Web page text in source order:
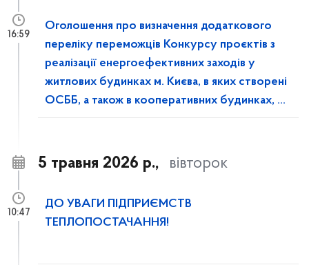
Оголошення про визначення додаткового
переліку переможців Конкурсу проєктів з
реалізації енергоефективних заходів у
житлових будинках м. Києва, в яких створені
ОСББ, а також в кооперативних будинках, у
16:59
5 травня 2026 р., вівторок
ДО УВАГИ ПІДПРИЄМСТВ
ТЕПЛОПОСТАЧАННЯ!
10:47